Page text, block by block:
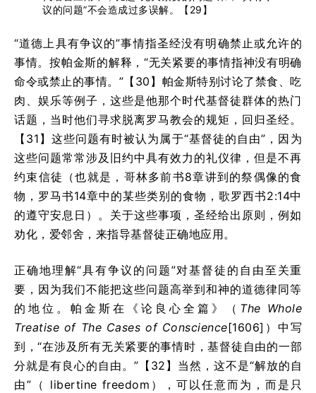
议的问题”不会造成过多误解。【29】
“道德上具有争议的”事情指圣经没有明确禁止或允许的
事情。按帕金斯的解释，“无关紧要的事情指神没有明确
命令或禁止的事情。”【30】帕金斯特别讨论了禁食、吃
肉、娱乐等例子，这些是他那个时代基督徒群体的热门
话题，当时他们寻求脱离罗马教会的规矩，回归圣经。
【31】这些问题有时被认为属于“基督徒的自由”，因为
这些问题常常涉及旧约中具有效力的礼仪律，但是不再
约束信徒（也就是，哥林多前书8章讲到的祭偶像的食
物，罗马书14章中的某些类别的食物，歌罗西书2:14中
的遵守安息日）。关于这些事项，圣经给出原则，例如
劝化，爱邻舍，来指导基督徒正确地应用。
正确地理解“具有争议的问题”对基督徒的自由至关重
要，因为我们不能把这些问题高举到和神的道德律同等
的地位。帕金斯在
《论良心全篇》 （ The Whole
Treatise of The Cases of Conscience[1606]）中写
到 ，“在涉及所有无关紧要的事情时，基督徒自由的一部
分就是有良心的自由。” 【32】 当然，这不是“解放的自
由”（ libertine freedom ），可以任意而为，而是只